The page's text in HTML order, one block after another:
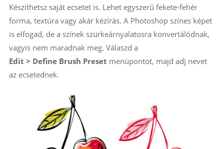
Készíthetsz saját ecsetet is. Lehet egyszerű fekete‑fehér
forma, textúra vagy akár kézírás. A Photoshop színes képet
is elfogad, de a színek szürkeárnyalatosra konvertálódnak,
vagyis nem maradnak meg. Válaszd a
Edit > Define Brush Preset menüpontot, majd adj nevet
az ecsetednek.